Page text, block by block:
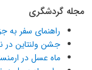
مجله گردشگری
راهنمای سفر به
جشن ولنتاین در
ماه عسل در